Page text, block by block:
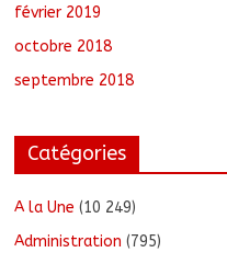
février 2019
octobre 2018
septembre 2018
Catégories
A la Une (10 249)
Administration (795)